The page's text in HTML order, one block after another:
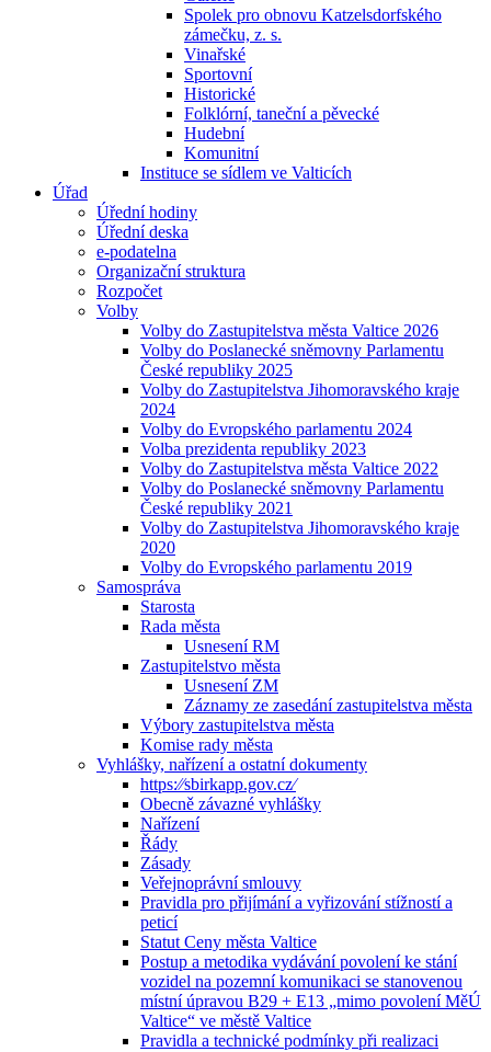
Spolek pro obnovu Katzelsdorfského
zámečku, z. s.
Vinařské
Sportovní
Historické
Folklórní, taneční a pěvecké
Hudební
Komunitní
Instituce se sídlem ve Valticích
Úřad
Úřední hodiny
Úřední deska
e-podatelna
Organizační struktura
Rozpočet
Volby
Volby do Zastupitelstva města Valtice 2026
Volby do Poslanecké sněmovny Parlamentu
České republiky 2025
Volby do Zastupitelstva Jihomoravského kraje
2024
Volby do Evropského parlamentu 2024
Volba prezidenta republiky 2023
Volby do Zastupitelstva města Valtice 2022
Volby do Poslanecké sněmovny Parlamentu
České republiky 2021
Volby do Zastupitelstva Jihomoravského kraje
2020
Volby do Evropského parlamentu 2019
Samospráva
Starosta
Rada města
Usnesení RM
Zastupitelstvo města
Usnesení ZM
Záznamy ze zasedání zastupitelstva města
Výbory zastupitelstva města
Komise rady města
Vyhlášky, nařízení a ostatní dokumenty
https:⁄⁄sbirkapp.gov.cz⁄
Obecně závazné vyhlášky
Nařízení
Řády
Zásady
Veřejnoprávní smlouvy
Pravidla pro přijímání a vyřizování stížností a
peticí
Statut Ceny města Valtice
Postup a metodika vydávání povolení ke stání
vozidel na pozemní komunikaci se stanovenou
místní úpravou B29 + E13 „mimo povolení MěÚ
Valtice“ ve městě Valtice
Pravidla a technické podmínky při realizaci